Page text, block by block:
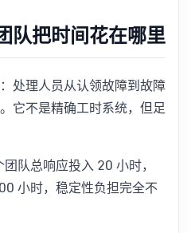
队把时间花在哪里
处理人员从认领故障到故障
它不是精确工时系统，但足
队总响应投入 20 小时，
小时，稳定性负担完全不